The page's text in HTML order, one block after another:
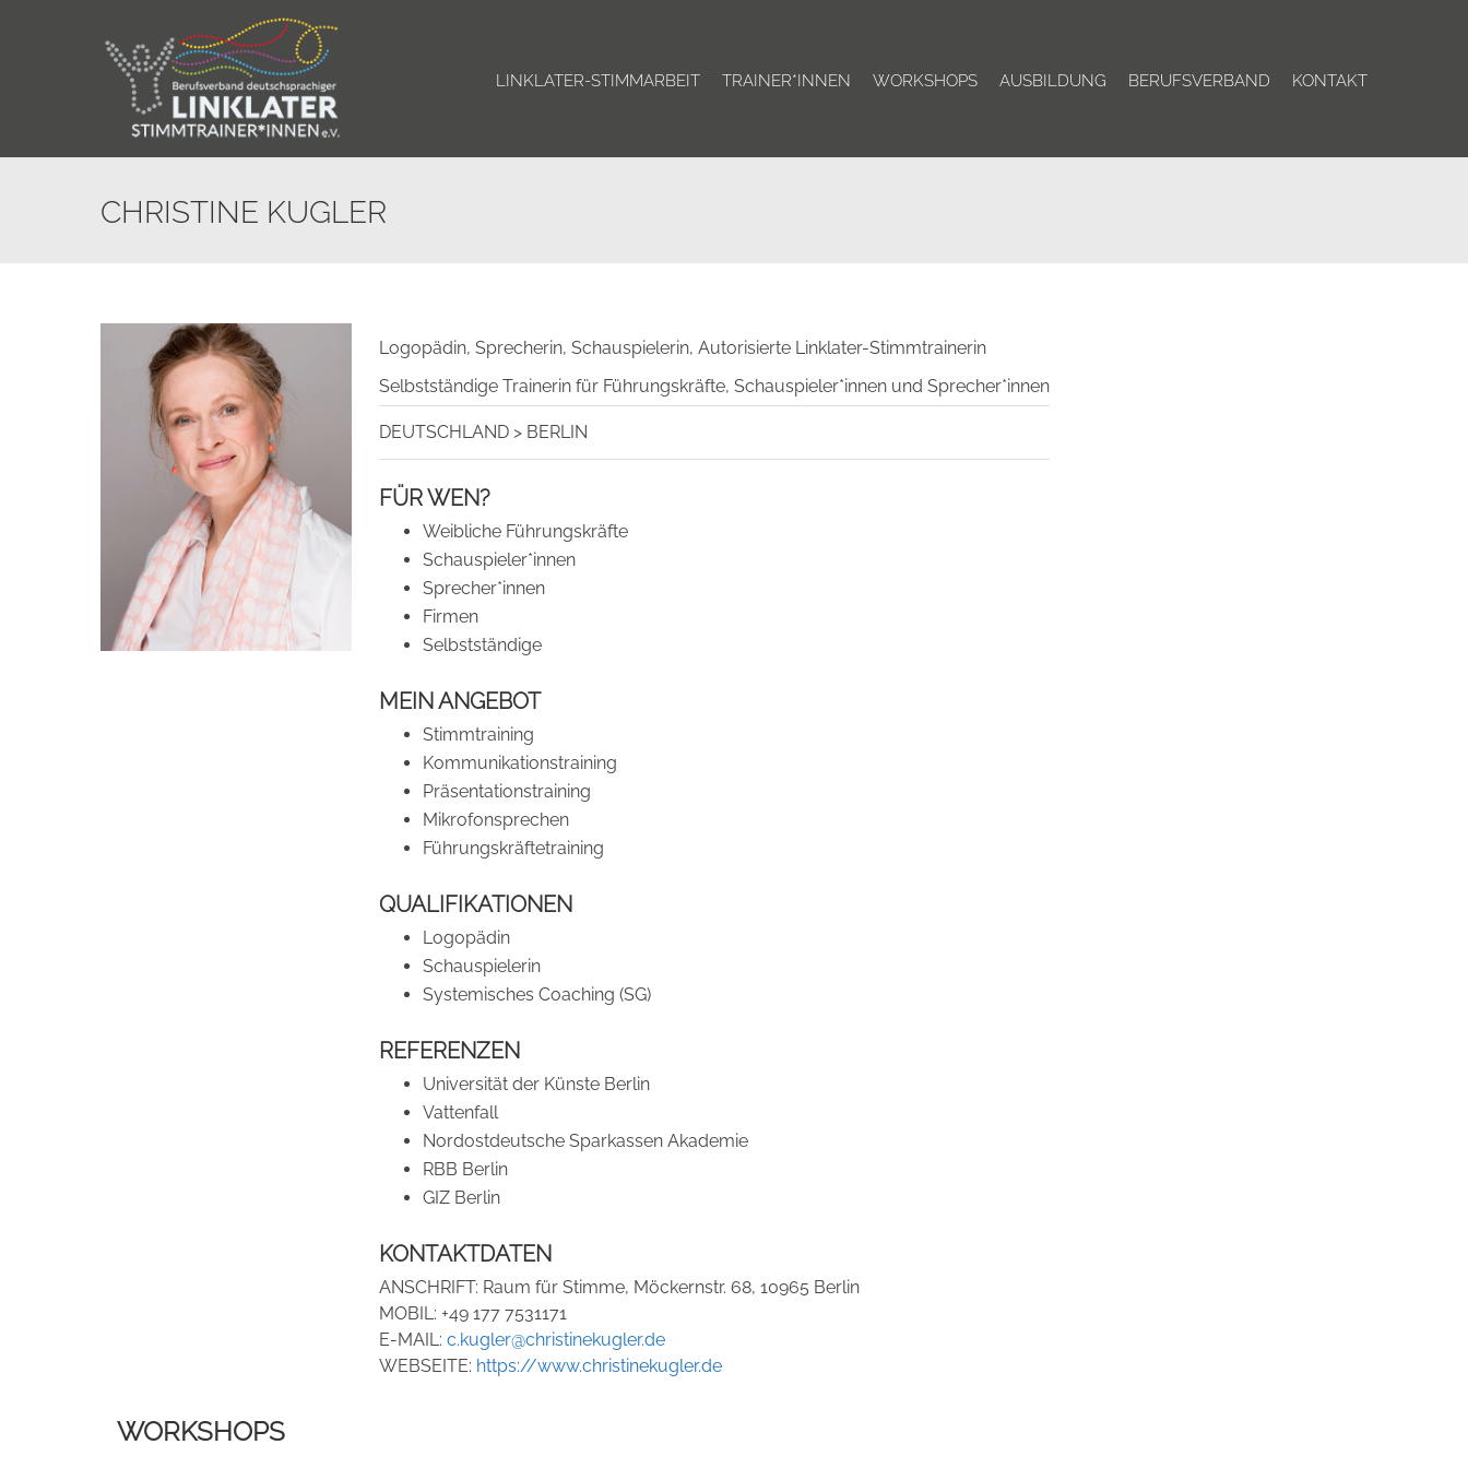
LINKLATER-STIMMARBEIT TRAINER*INNEN WORKSHOPS AUSBILDUNG BERUFSVERBAND KONTAKT
CHRISTINE KUGLER
Logopädin, Sprecherin, Schauspielerin, Autorisierte Linklater-Stimmtrainerin
Selbstständige Trainerin für Führungskräfte, Schauspieler*innen und Sprecher*innen
DEUTSCHLAND > BERLIN
FÜR WEN?
Weibliche Führungskräfte
Schauspieler*innen
Sprecher*innen
Firmen
Selbstständige
MEIN ANGEBOT
Stimmtraining
Kommunikationstraining
Präsentationstraining
Mikrofonsprechen
Führungskräftetraining
QUALIFIKATIONEN
Logopädin
Schauspielerin
Systemisches Coaching (SG)
REFERENZEN
Universität der Künste Berlin
Vattenfall
Nordostdeutsche Sparkassen Akademie
RBB Berlin
GIZ Berlin
KONTAKTDATEN
ANSCHRIFT: Raum für Stimme, Möckernstr. 68, 10965 Berlin
MOBIL: +49 177 7531171
E-MAIL: c.kugler@christinekugler.de
WEBSEITE: https://www.christinekugler.de
WORKSHOPS